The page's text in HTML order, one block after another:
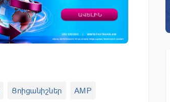
Ցոիցանիշներ AMP